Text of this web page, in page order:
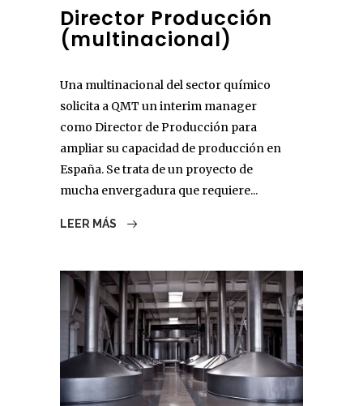
Director Producción
(multinacional)
Una multinacional del sector químico
solicita a QMT un interim manager
como Director de Producción para
ampliar su capacidad de producción en
España. Se trata de un proyecto de
mucha envergadura que requiere...
LEER MÁS